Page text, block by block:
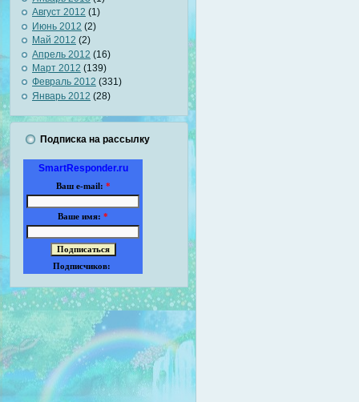
Август 2012 (1)
Июнь 2012 (2)
Май 2012 (2)
Апрель 2012 (16)
Март 2012 (139)
Февраль 2012 (331)
Январь 2012 (28)
Подписка на рассылку
SmartResponder.ru
Ваш e-mail: *
Ваше имя: *
Подписчиков: